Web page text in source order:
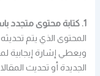
1. كتابة محتوى متجدد باستمرار
المحتوى الذي يتم
ويعطي إشارة إيجابية
الجديدة أو تحديث